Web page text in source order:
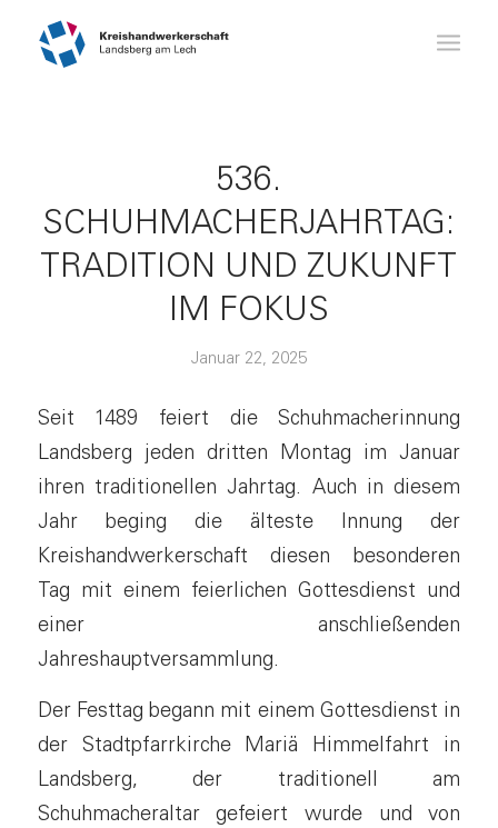
536.
SCHUHMACHERJAHRTAG:
TRADITION UND ZUKUNFT
IM FOKUS
Januar 22, 2025
Seit 1489 feiert die Schuhmacherinnung
Landsberg jeden dritten Montag im Januar
ihren traditionellen Jahrtag. Auch in diesem
Jahr beging die älteste Innung der
Kreishandwerkerschaft diesen besonderen
Tag mit einem feierlichen Gottesdienst und
einer anschließenden
Jahreshauptversammlung.
Der Festtag begann mit einem Gottesdienst in
der Stadtpfarrkirche Mariä Himmelfahrt in
Landsberg, der traditionell am
Schuhmacheraltar gefeiert wurde und von